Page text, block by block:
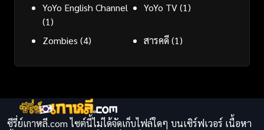
YoYo English Channel
(1)
YoYo TV(1)
Zombies (4) สารคดี(1)
ซีรี่ย์เกาหลี.com ไซต์นี้ไม่ได้จัดเก็บไฟล์ใดๆ บนเซิร์ฟเวอร์ เนื้อหา